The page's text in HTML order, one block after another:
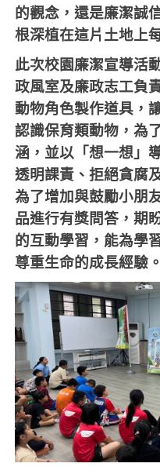
的觀念，還是廉潔誠
根深植在這片土地上
此次校園廉潔宣導活
政風室及廉政志工負
動物角色製作道具，
認識保育類動物，為
涵，並以「想一想」
透明課責、拒絕貪腐
為了增加與鼓勵小朋
品進行有獎問答，期
的互動學習，能為學
尊重生命的成長經驗